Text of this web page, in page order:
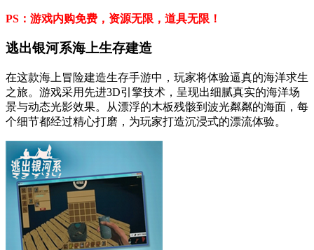
PS：游戏内购免费，资源无限，道具无限！
逃出银河系海上生存建造
在这款海上冒险建造生存手游中，玩家将体验逼真的海洋求生
之旅。游戏采用先进3D引擎技术，呈现出细腻真实的海洋场
景与动态光影效果。从漂浮的木板残骸到波光粼粼的海面，每
个细节都经过精心打磨，为玩家打造沉浸式的漂流体验。